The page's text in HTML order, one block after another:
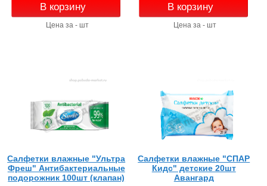
В корзину
Цена за - шт
В корзину
Цена за - шт
Салфетки влажные "Ультра
Фреш" Антибактериальные
подорожник 100шт (клапан)
Салфетки влажные "СПАР
Кидс" детские 20шт
Авангард